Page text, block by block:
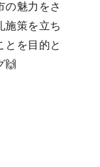
の魅力をさ
施策を立ち
とを目的と
🙌